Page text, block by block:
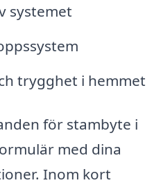
systemet
trygghet i hemmet
för stambyte i
med dina
Inom kort